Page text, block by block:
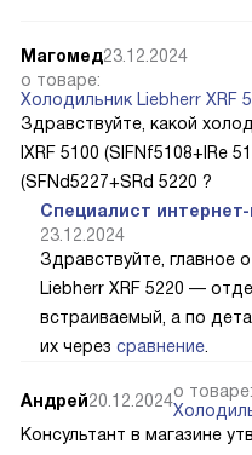
Магомед23.12.2024
о товаре:
Холодильник Liebherr XRF
Здравствуйте, какой
IXRF 5100 (SIFNf5108+IRe
(SFNd5227+SRd 5220 ?
Специалист интернет-
23.12.2024
Здравствуйте, главное
Liebherr XRF 5220 —
встраиваемый, а по
их через сравнение
Андрей20.12.2024о товаре:
Консультант в магазине